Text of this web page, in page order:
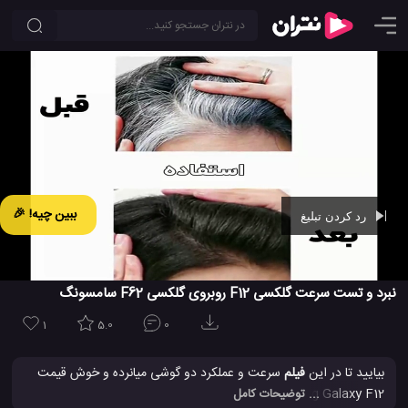
ببین چیه! 🎉
نبرد و تست سرعت گلکسی F12 روبروی گلکسی F62 سامسونگ
1 5.0 0
بیایید تا در اینفیلم سرعت و عملکرد دو گوشی میانرده و خوش قیمت
... توضیحات کامل